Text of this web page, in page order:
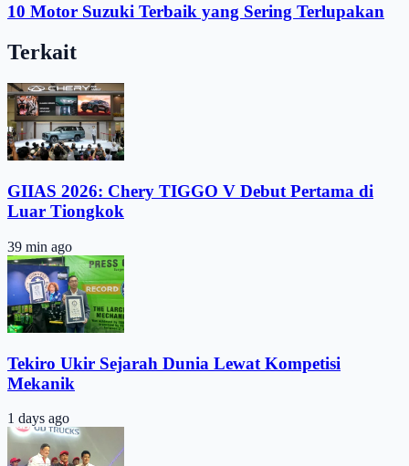
10 Motor Suzuki Terbaik yang Sering Terlupakan
Terkait
GIIAS 2026: Chery TIGGO V Debut Pertama di
Luar Tiongkok
39 min ago
Tekiro Ukir Sejarah Dunia Lewat Kompetisi
Mekanik
1 days ago